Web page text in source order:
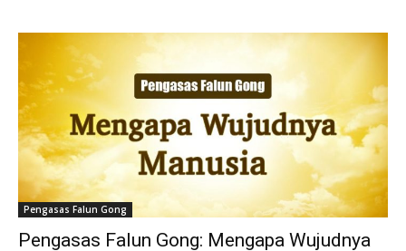
Pengasas Falun Gong
Pengasas Falun Gong: Mengapa Wujudnya